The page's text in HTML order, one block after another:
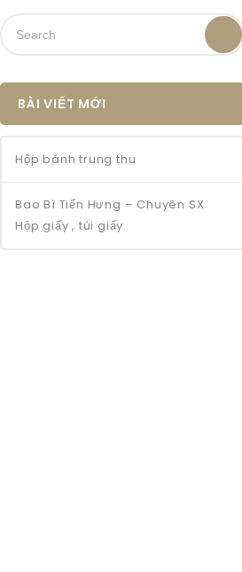
BÀI VIẾT MỚI
Hộp bánh trung thu
Bao Bì Tiến Hưng – Chuyên SX
Hộp giấy , túi giấy.